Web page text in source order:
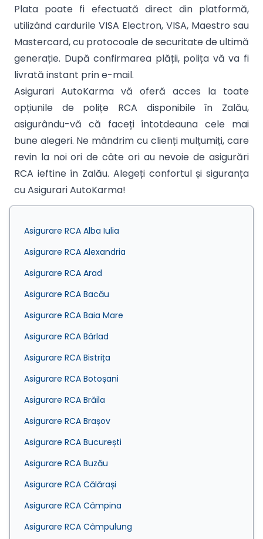
Plata poate fi efectuată direct din platformă,
utilizând cardurile VISA Electron, VISA, Maestro sau
Mastercard, cu protocoale de securitate de ultimă
generație. După confirmarea plății, polița vă va fi
livrată instant prin e-mail.
Asigurari AutoKarma vă oferă acces la toate
opțiunile de polițe RCA disponibile în Zalău,
asigurându-vă că faceți întotdeauna cele mai
bune alegeri. Ne mândrim cu clienți mulțumiți, care
revin la noi ori de câte ori au nevoie de asigurări
RCA ieftine în Zalău. Alegeți confortul și siguranța
cu Asigurari AutoKarma!
Asigurare RCA Alba Iulia
Asigurare RCA Alexandria
Asigurare RCA Arad
Asigurare RCA Bacău
Asigurare RCA Baia Mare
Asigurare RCA Bârlad
Asigurare RCA Bistrița
Asigurare RCA Botoșani
Asigurare RCA Brăila
Asigurare RCA Brașov
Asigurare RCA București
Asigurare RCA Buzău
Asigurare RCA Călărași
Asigurare RCA Câmpina
Asigurare RCA Câmpulung